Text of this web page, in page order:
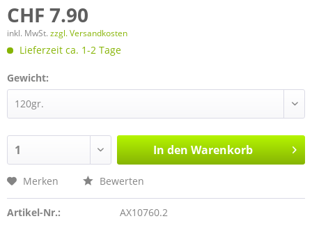
CHF 7.90
inkl. MwSt. zzgl. Versandkosten
Lieferzeit ca. 1-2 Tage
Gewicht:
In den Warenkorb
Merken Bewerten
Artikel-Nr.: AX10760.2